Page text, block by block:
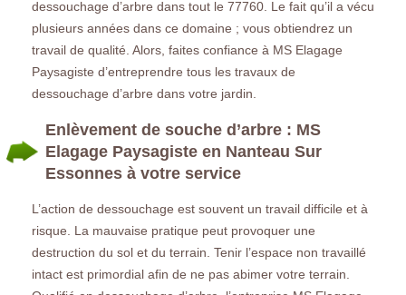
dessouchage d’arbre dans tout le 77760. Le fait qu’il a vécu
plusieurs années dans ce domaine ; vous obtiendrez un
travail de qualité. Alors, faites confiance à MS Elagage
Paysagiste d’entreprendre tous les travaux de
dessouchage d’arbre dans votre jardin.
Enlèvement de souche d’arbre : MS
Elagage Paysagiste en Nanteau Sur
Essonnes à votre service
L’action de dessouchage est souvent un travail difficile et à
risque. La mauvaise pratique peut provoquer une
destruction du sol et du terrain. Tenir l’espace non travaillé
intact est primordial afin de ne pas abimer votre terrain.